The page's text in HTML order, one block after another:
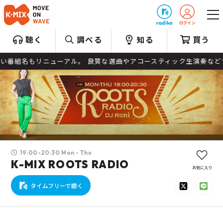
聴く 調べる 知る 買う
ューアル。 良質な選曲やアコースティック生演奏などで日曜の
19:00-20:30 Mon - Thu
K-MIX ROOTS RADIO
タイムフリーで聴く
お気に入り